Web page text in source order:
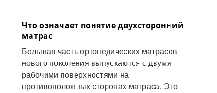
Что означает понятие двухсторонний
матрас
Большая часть ортопедических матрасов
нового поколения выпускаются с двумя
рабочими поверхностями на
противоположных сторонах матраса. Это